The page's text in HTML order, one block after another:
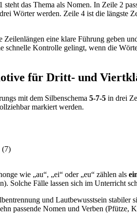
das Thema als Nomen. In Zeile 2
Wörter werden. Zeile 4 ist die
Zeilenlängen eine klare Führung geben
schnelle Kontrolle gelingt, wenn die
für Dritt- und
mit dem Silbenschema 5-7-5 in drei
markiert werden.
(7)
wie „au“, „ei“ oder „eu“ zählen als
Solche Fälle lassen sich im Unterricht
und Lautbewusstsein stabiler
passende Nomen und Verben